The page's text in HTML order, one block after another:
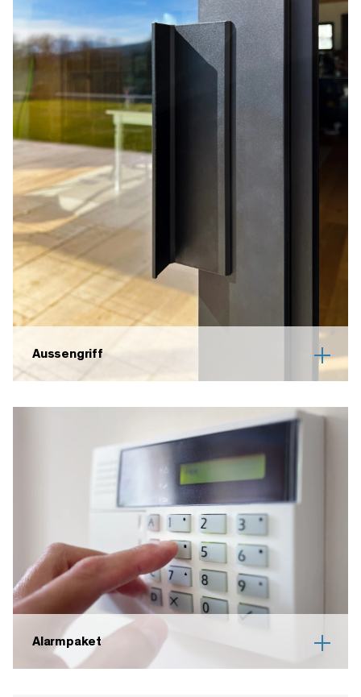
Aussengriff
Alarmpaket